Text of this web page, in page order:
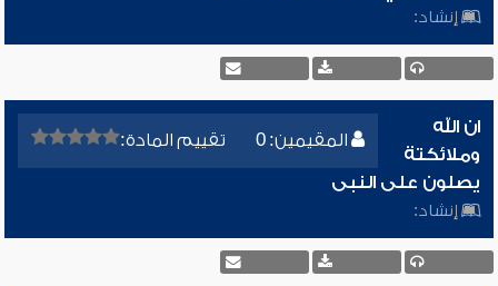
إنشاد:
المقيمين: 0 تقييم المادة:
ان الله
وملائكتة
يصلون على النبى
إنشاد: